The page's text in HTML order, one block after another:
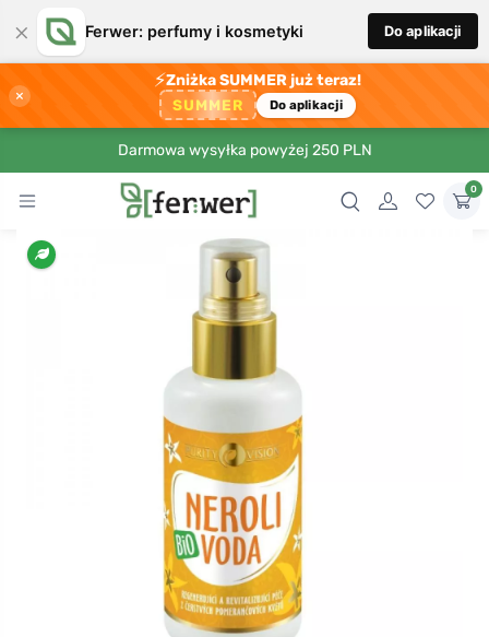
× Ferwer: perfumy i kosmetyki Do aplikacji
×
⚡Zniżka SUMMER już teraz!
SUMMER Do aplikacji
Darmowa wysyłka powyżej 250 PLN
0